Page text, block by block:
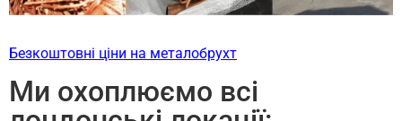
Безкоштовні ціни на металобрухт
Ми охоплюємо всі